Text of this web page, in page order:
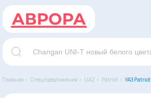
Главная › Спецпредложения › UAZ › Patriot › УАЗ Patriot